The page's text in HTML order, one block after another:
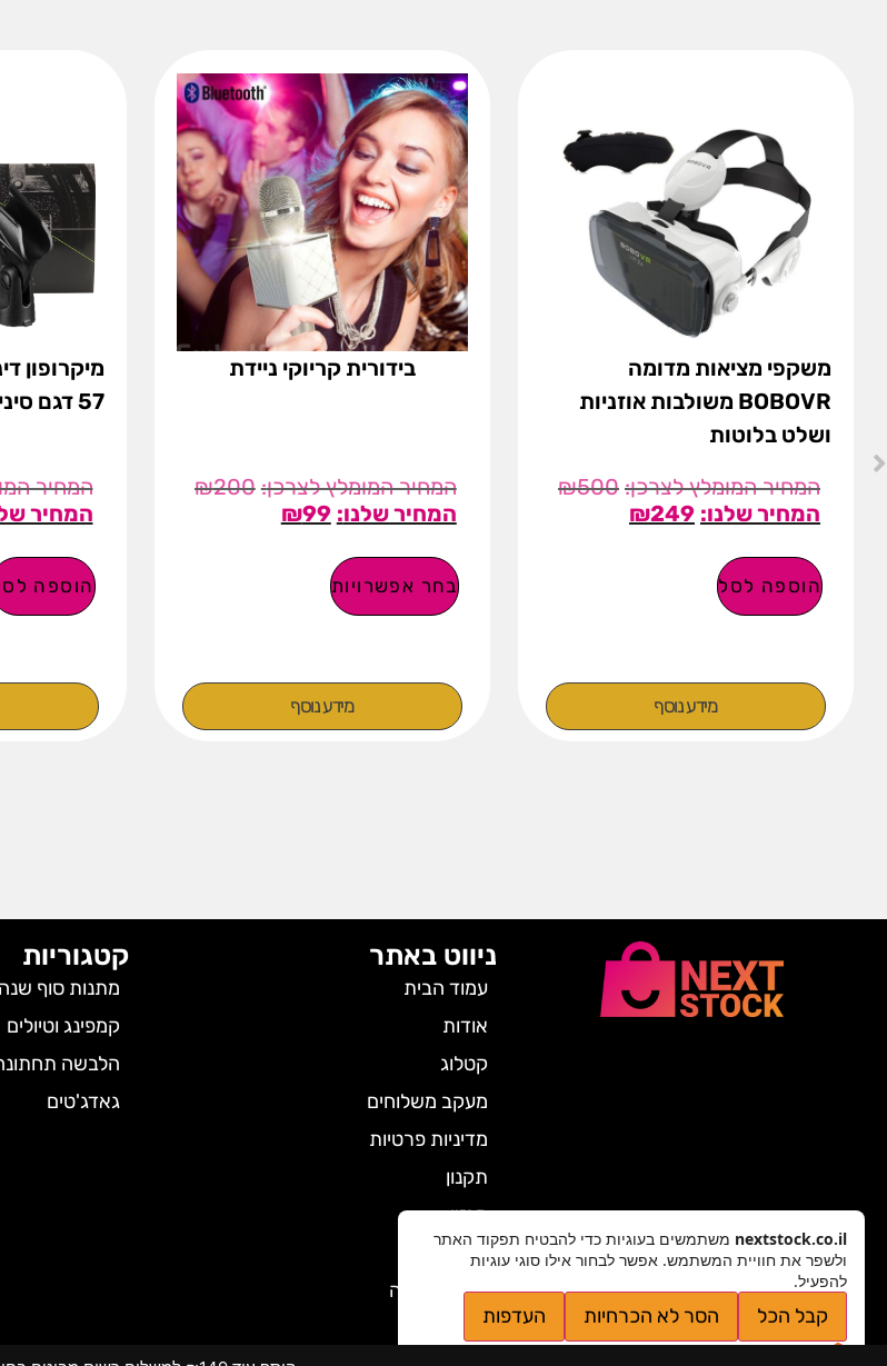
משקפי מציאות מדומה
BOBOVR משולבות אוזניות
ושלט בלוטות
₪500
₪249
הוספה לסל
מידע נוסף
בידורית קריוקי ניידת
₪200
₪99
בחר אפשרויות
מידע נוסף
57 דגם סיני
הוספה
ניווט באתר
עמוד הבית
אודות
קטלוג
מעקב משלוחים
מדיניות פרטיות
תקנון
מגזין
צרו קשר
ביטול הזמנה
קטגוריות
מתנות סוף שנה
קמפינג וטיולים
הלבשה
גאדג'טים
nextstock.co.il משתמשים בעוגיות כדי להבטיח תפקוד האתר
ולשפר את חוויית המשתמש. אפשר לבחור אילו סוגי עוגיות
להפעיל.
קבל הכל הסר לא הכרחיות העדפות